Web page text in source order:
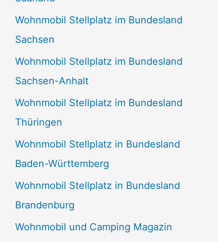
Wohnmobil Stellplatz im Bundesland
Sachsen
Wohnmobil Stellplatz im Bundesland
Sachsen-Anhalt
Wohnmobil Stellplatz im Bundesland
Thüringen
Wohnmobil Stellplatz in Bundesland
Baden-Württemberg
Wohnmobil Stellplatz in Bundesland
Brandenburg
Wohnmobil und Camping Magazin